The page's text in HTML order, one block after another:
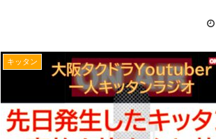
キッタン